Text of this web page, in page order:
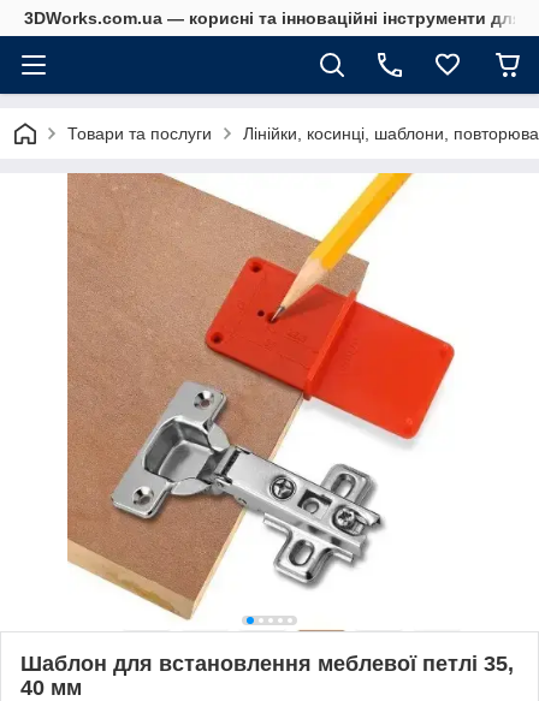
3DWorks.com.ua — корисні та інноваційні інструменти для
Товари та послуги Лінійки, косинці, шаблони,
Шаблон для встановлення меблевої петлі 35,
40 мм